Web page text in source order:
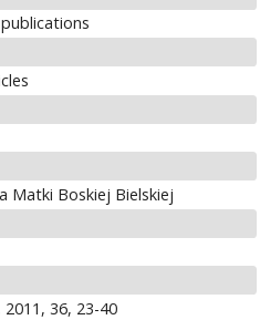
Matki Boskiej Bielskiej
2011, 36, 23-40